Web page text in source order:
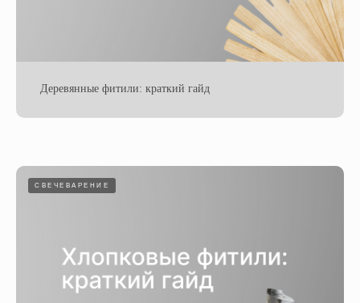
Деревянные фитили: краткий гайд
СВЕЧЕВАРЕНИЕ